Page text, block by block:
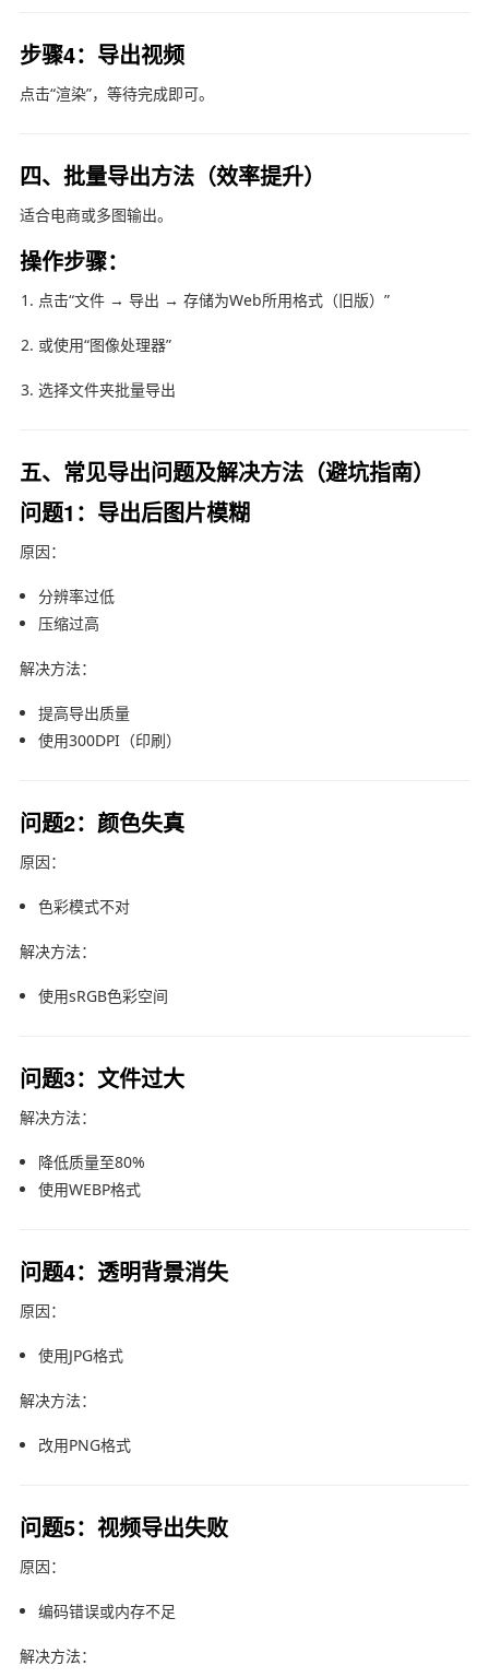
步骤4：导出视频
点击“渲染”，等待完成即可。
四、批量导出方法（效率提升）
适合电商或多图输出。
操作步骤：
点击“文件 → 导出 → 存储为Web所用格式（旧版）”
或使用“图像处理器”
选择文件夹批量导出
五、常见导出问题及解决方法（避坑指南）
问题1：导出后图片模糊
原因：
分辨率过低
压缩过高
解决方法：
提高导出质量
使用300DPI（印刷）
问题2：颜色失真
原因：
色彩模式不对
解决方法：
使用sRGB色彩空间
问题3：文件过大
解决方法：
降低质量至80%
使用WEBP格式
问题4：透明背景消失
原因：
使用JPG格式
解决方法：
改用PNG格式
问题5：视频导出失败
原因：
编码错误或内存不足
解决方法：